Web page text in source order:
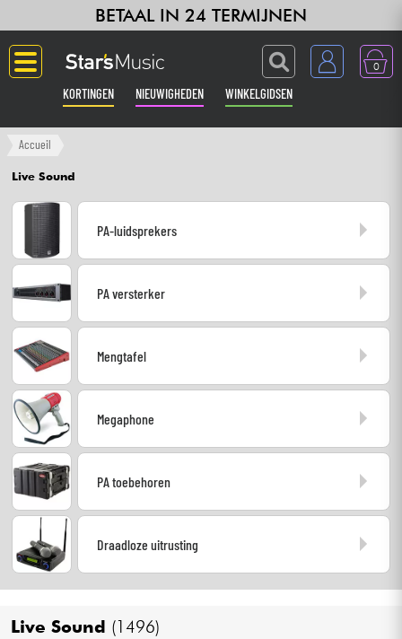
BETAAL IN 24 TERMIJNEN
0
KORTINGEN NIEUWIGHEDEN WINKELGIDSEN
Langue
Gitaar & Bas
Versterker & Effecten
Synths & samplers
Hoofdtelefoon
Microfoon
DJ
Accueil
Live Sound
PA-luidsprekers
PA versterker
Mengtafel
Megaphone
PA toebehoren
Draadloze uitrusting
Live Sound (1496)